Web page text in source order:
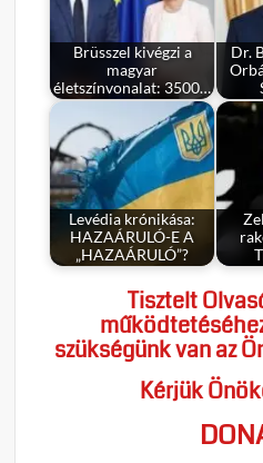
Brüsszel kivégzi a
magyar
életszínvonalat: 3500…
Dr.
Levédia krónikása:
HAZAÁRULÓ-E A
„HAZAÁRULÓ”?
Tisztelt
szükségünk van az
Kérjük